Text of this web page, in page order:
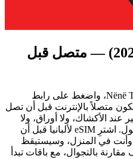
(2026) — متصل قبل
اهبط في مطار تيرانا الدولي Nënë Tereza، واضغط على رابط
متصلاً بالإنترنت قبل أن تصل
عند الأكشاك، ولا أوراق، ولا
تبديل لشريحة SIM في صالة الوصول. اشترِ eSIM لألبانيا قبل أن
وأنت في المنزل، وسيستيقظ
أضعاف مقارنة بالتجوال، مع باقات تبدأ